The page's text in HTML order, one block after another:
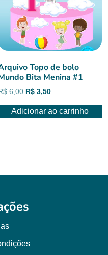
Topo de bolo
Bita Menina #1
6,00 O
original
R$ 3,50O
atual
Adicionar ao carrinho